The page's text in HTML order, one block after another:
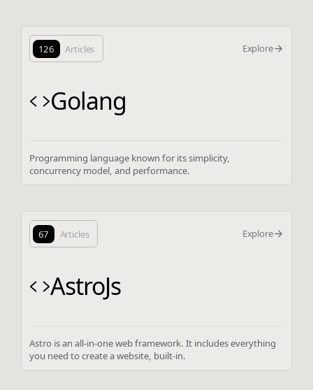
126 Articles Explore
Golang
Programming language known for its simplicity,
concurrency model, and performance.
67 Articles Explore
AstroJs
Astro is an all-in-one web framework. It includes everything
you need to create a website, built-in.